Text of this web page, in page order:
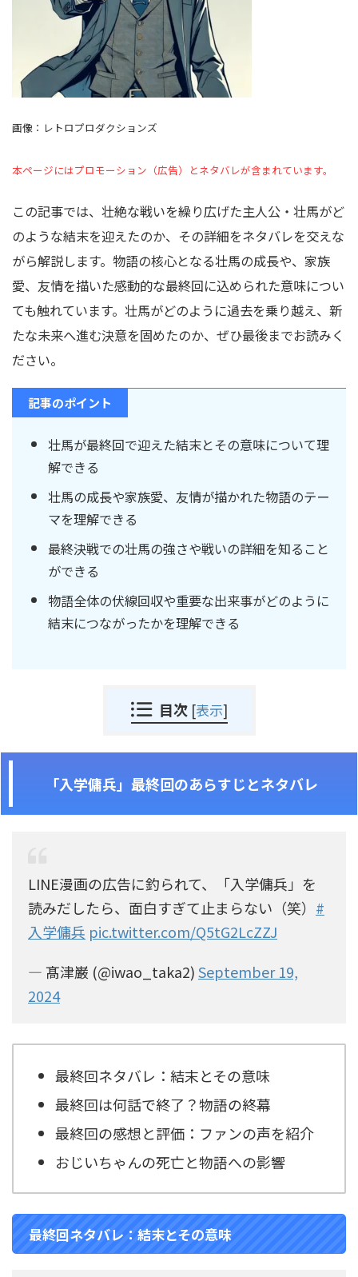
画像：レトロプロダクションズ
本ページにはプロモーション（広告）とネタバレが含まれています。
この記事では、壮絶な戦いを繰り広げた主人公・壮馬がど
のような結末を迎えたのか、その詳細をネタバレを交えな
がら解説します。物語の核心となる壮馬の成長や、家族
愛、友情を描いた感動的な最終回に込められた意味につい
ても触れています。壮馬がどのように過去を乗り越え、新
たな未来へ進む決意を固めたのか、ぜひ最後までお読みく
ださい。
記事のポイント
壮馬が最終回で迎えた結末とその意味について理
解できる
壮馬の成長や家族愛、友情が描かれた物語のテー
マを理解できる
最終決戦での壮馬の強さや戦いの詳細を知ること
ができる
物語全体の伏線回収や重要な出来事がどのように
結末につながったかを理解できる
目次 [表示]
「入学傭兵」最終回のあらすじとネタバレ
LINE漫画の広告に釣られて、「入学傭兵」を
読みだしたら、面白すぎて止まらない（笑） #
入学傭兵 pic.twitter.com/Q5tG2LcZZJ
— 髙津巌 (@iwao_taka2)September 19,
2024
最終回ネタバレ：結末とその意味
最終回は何話で終了？物語の終幕
最終回の感想と評価：ファンの声を紹介
おじいちゃんの死亡と物語への影響
最終回ネタバレ：結末とその意味